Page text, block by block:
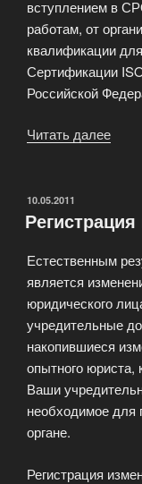
вступлением в
работам, от
квалификации
Сертификации
Российской
Читать далее
ОПУБЛИКОВАНО
10.05.2011
Естественным
является
юридического
учредительные
накопившиеся
опытного юриста,
Ваши
необходимое для
органе.
Регистрация